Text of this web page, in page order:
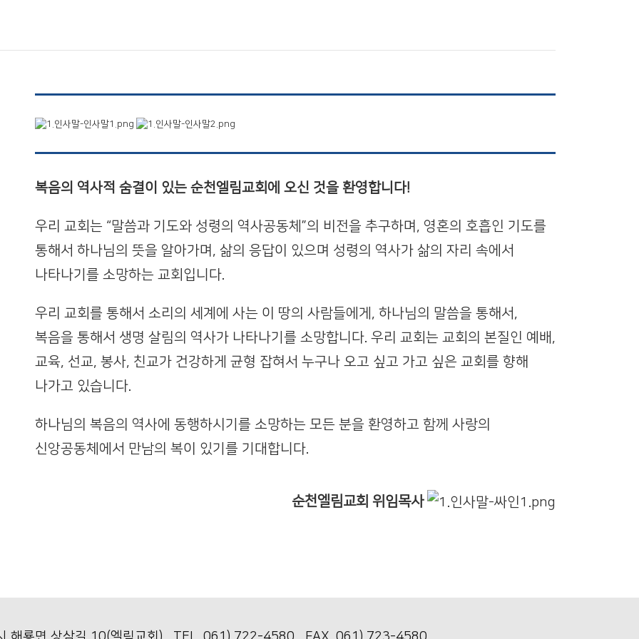
복음의 역사적 숨결이 있는 순천엘림교회에 오신 것을 환영합니다!
우리 교회는 “말씀과 기도와 성령의 역사공동체”의 비전을 추구하며, 영혼의 호흡인 기도를
통해서 하나님의 뜻을 알아가며, 삶의 응답이 있으며 성령의 역사가 삶의 자리 속에서
나타나기를 소망하는 교회입니다.
우리 교회를 통해서 소리의 세계에 사는 이 땅의 사람들에게, 하나님의 말씀을 통해서,
복음을 통해서 생명 살림의 역사가 나타나기를 소망합니다. 우리 교회는 교회의 본질인 예배,
교육, 선교, 봉사, 친교가 건강하게 균형 잡혀서 누구나 오고 싶고 가고 싶은 교회를 향해
나가고 있습니다.
하나님의 복음의 역사에 동행하시기를 소망하는 모든 분을 환영하고 함께 사랑의
신앙공동체에서 만남의 복이 있기를 기대합니다.
순천엘림교회 위임목사